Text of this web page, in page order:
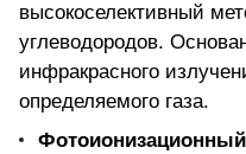
высокоселективный
углеводородов.
инфракрасного
определяемого газа.
Фотоионизационный